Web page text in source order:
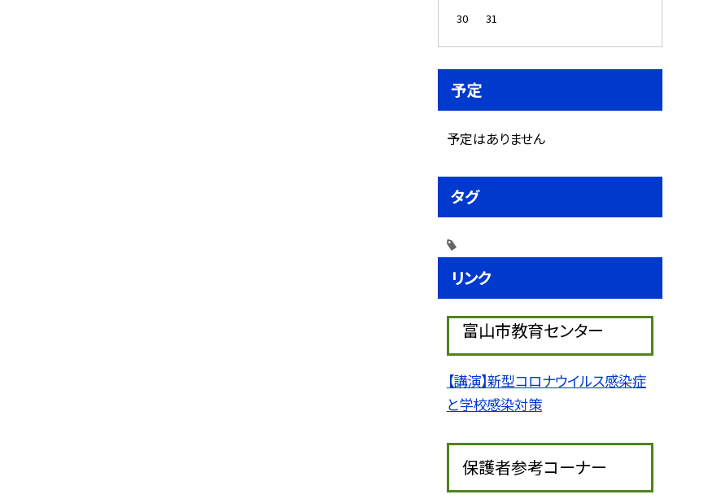
30
31
予定
予定はありません
タグ
リンク
富山市教育センター
【講演】新型コロナウイルス感染症
と学校感染対策
保護者参考コーナー